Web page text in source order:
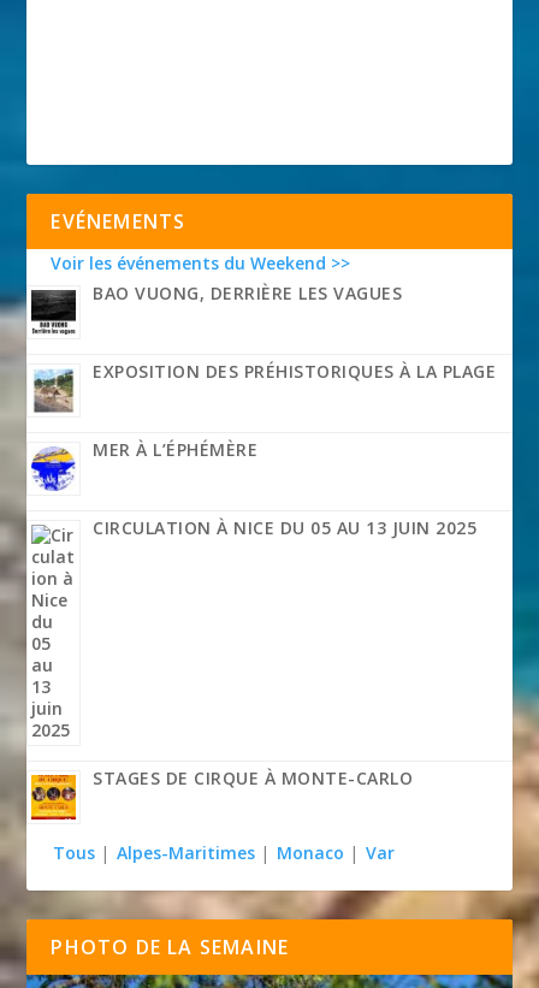
EVÉNEMENTS
Voir les événements du Weekend >>
BAO VUONG, DERRIÈRE LES VAGUES
EXPOSITION DES PRÉHISTORIQUES À LA PLAGE
MER À L’ÉPHÉMÈRE
CIRCULATION À NICE DU 05 AU 13 JUIN 2025
STAGES DE CIRQUE À MONTE-CARLO
Tous | Alpes-Maritimes | Monaco | Var
PHOTO DE LA SEMAINE